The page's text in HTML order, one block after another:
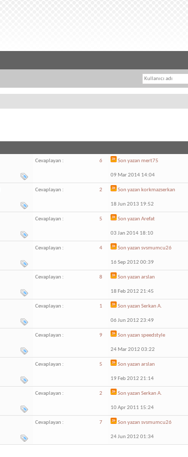
Cevaplayan : 6 Son yazan mert75
09 Mar 2014 14:04
Cevaplayan : 2 Son yazan korkmazserkan
18 Jun 2013 19:52
Cevaplayan : 5 Son yazan Arefat
03 Jan 2014 18:10
Cevaplayan : 4 Son yazan svsmumcu26
16 Sep 2012 00:39
Cevaplayan : 8 Son yazan arslan
18 Feb 2012 21:45
Cevaplayan : 1 Son yazan Serkan A.
06 Jun 2012 23:49
Cevaplayan : 9 Son yazan speedstyle
24 Mar 2012 03:22
Cevaplayan : 5 Son yazan arslan
19 Feb 2012 21:14
Cevaplayan : 2 Son yazan Serkan A.
10 Apr 2011 15:24
Cevaplayan : 7 Son yazan svsmumcu26
24 Jun 2012 01:34